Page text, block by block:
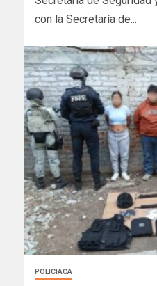
con la Secretaría de...
POLICIACA